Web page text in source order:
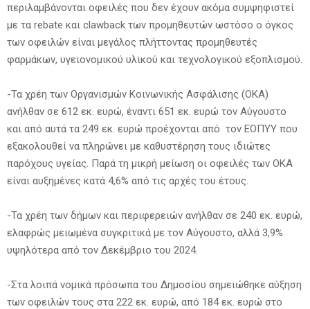
περιλαμβάνονται οφειλές που δεν έχουν ακόμα συμψηφιστεί
με τα rebate και clawback των προμηθευτών ωστόσο ο όγκος
των οφειλών είναι μεγάλος πλήττοντας προμηθευτές
φαρμάκων, υγειονομικού υλικού και τεχνολογικού εξοπλισμού.
-Τα χρέη των Οργανισμών Κοινωνικής Ασφάλισης (ΟΚΑ)
ανήλθαν σε 612 εκ. ευρώ, έναντι 651 εκ. ευρώ τον Αύγουστο
και από αυτά τα 249 εκ. ευρώ προέχονται από τον ΕΟΠΥΥ που
εξακολουθεί να πληρώνει με καθυστέρηση τους ιδιώτες
παρόχους υγείας. Παρά τη μικρή μείωση οι οφειλές των ΟΚΑ
είναι αυξημένες κατά 4,6% από τις αρχές του έτους.
-Τα χρέη των δήμων και περιφερειών ανήλθαν σε 240 εκ. ευρώ,
ελαφρώς μειωμένα συγκριτικά με τον Αύγουστο, αλλά 3,9%
υψηλότερα από τον Δεκέμβριο του 2024.
-Στα λοιπά νομικά πρόσωπα του Δημοσίου σημειώθηκε αύξηση
των οφειλών τους στα 222 εκ. ευρώ, από 184 εκ. ευρώ στο